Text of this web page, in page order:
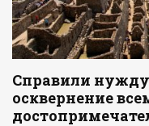
Справили
осквернение